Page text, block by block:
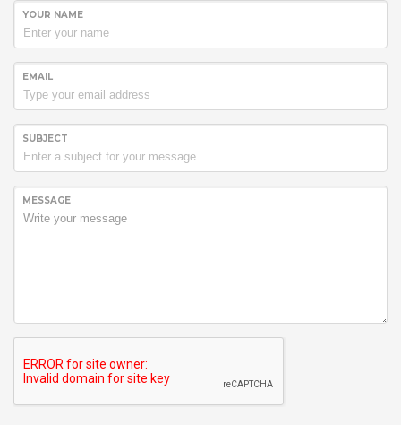
YOUR NAME
EMAIL
SUBJECT
MESSAGE